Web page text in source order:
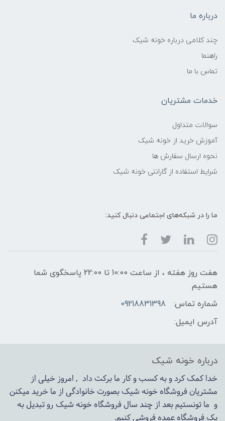
درباره ما
چند کلامی درباره خونه شیک
راهنما
تماس با ما
خدمات مشتریان
سوالات متداول
آموزش خرید از خونه شیک
نحوه ارسال سفارش ها
شرایط استفاده از گارانتی خونه شیک
ما را در شبکه‌های اجتماعی دنبال کنید:
هفت روز هفته ، از ساعت 10:00 تا 22:00 پاسخگوی شما
هستیم
شماره تماس:
09218831398
آدرس ایمیل:
درباره خونه شیک
خدا کمک کرد و به کسب و کار ما برکت داد , امروز خیلی از
مشتریان فروشگاه خونه شیک بصورت خانوادگی از ما خرید میکنن
و ما تونستیم بعد از چند سال فروشگاهخونه شیکرو تبدیل به
یک فروشگاه عمده فروشی کنیم.